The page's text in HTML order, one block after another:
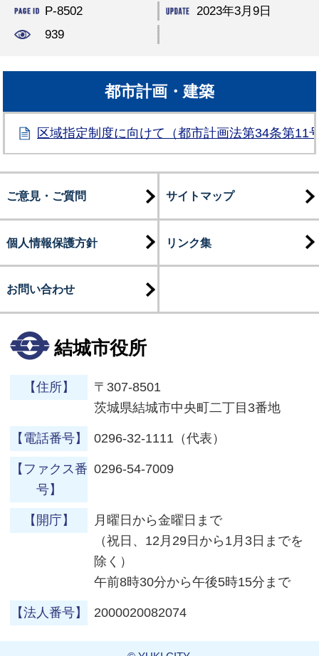
P-8502
2023年3月9日
939
都市計画・建築
区域指定制度に向けて（都市計画法第34条第11
ご意見・ご質問 サイトマップ
個人情報保護方針 リンク集
お問い合わせ
結城市役所
【住所】
〒307-8501
茨城県結城市中央町二丁目3番地
【電話番号】 0296-32-1111（代表）
【ファクス番
号】
0296-54-7009
【開庁】
月曜日から金曜日まで
（祝日、12月29日から1月3日までを
除く）
午前8時30分から午後5時15分まで
【法人番号】 2000020082074